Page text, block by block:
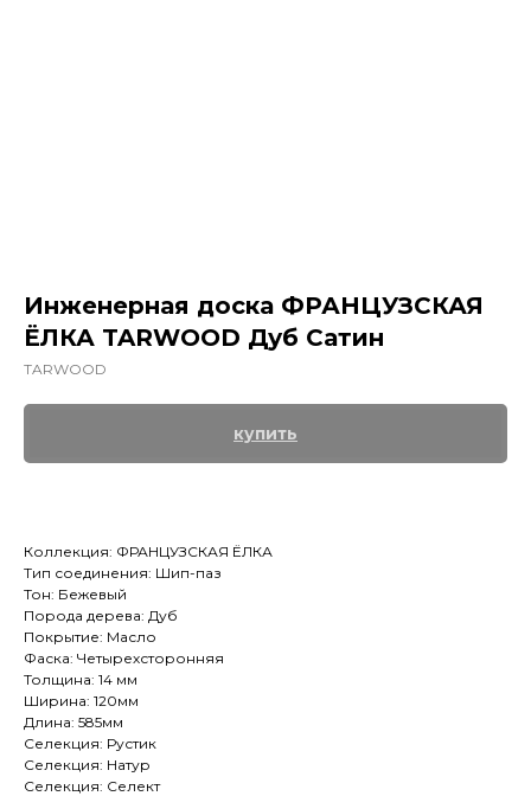
Инженерная доска ФРАНЦУЗСКАЯ
ЁЛКА TARWOOD Дуб Сатин
TARWOOD
купить
Коллекция: ФРАНЦУЗСКАЯ ЁЛКА
Тип соединения: Шип-паз
Тон: Бежевый
Порода дерева: Дуб
Покрытие: Масло
Фаска: Четырехсторонняя
Толщина: 14 мм
Ширина: 120мм
Длина: 585мм
Селекция: Рустик
Селекция: Натур
Селекция: Селект